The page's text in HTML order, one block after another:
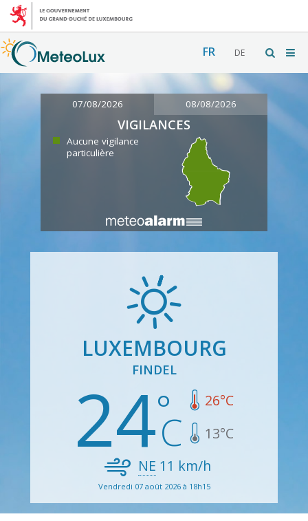
FR DE
07/08/2026 08/08/2026
VIGILANCES
Aucune vigilance
particulière
LUXEMBOURG
FINDEL
24 26°C
13°C
NE 11 km/h
Vendredi 07 août 2026 à 18h15